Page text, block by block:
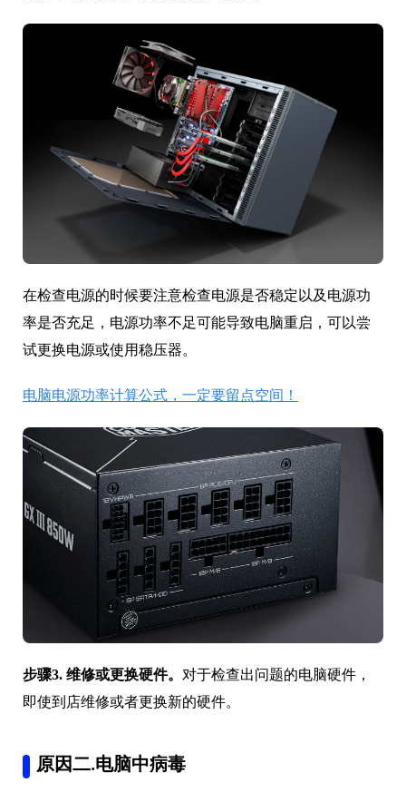
在检查电源的时候要注意检查电源是否稳定以及电源功
率是否充足，电源功率不足可能导致电脑重启，可以尝
试更换电源或使用稳压器。
电脑电源功率计算公式，一定要留点空间！
步骤3. 维修或更换硬件。 对于检查出问题的电脑硬件，
即使到店维修或者更换新的硬件。
原因二.电脑中病毒